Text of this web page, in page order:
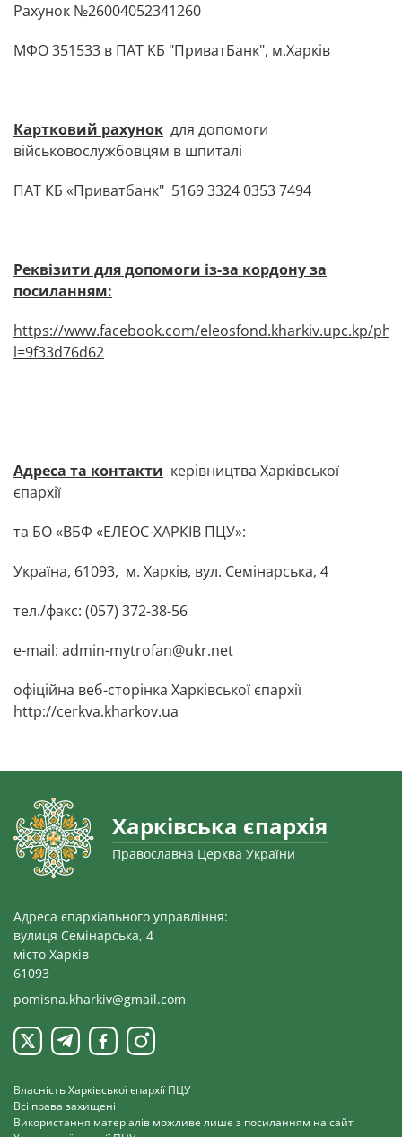
Рахунок №26004052341260
МФО 351533 в ПАТ КБ "ПриватБанк", м.Харків
Картковий рахунок для допомоги
військовослужбовцям в шпиталі
ПАТ КБ «Приватбанк" 5169 3324 0353 7494
Реквізити для допомоги із-за кордону за
посиланням:
https://www.facebook.com/eleosfond.kharkiv.upc.kp/
l=9f33d76d62
Адреса та контакти керівництва Харківської
єпархії
та БО «ВБФ «ЕЛЕОС-ХАРКІВ ПЦУ»:
Україна, 61093, м. Харків, вул. Семінарська, 4
тел./факс: (057) 372-38-56
e-mail: admin-mytrofan@ukr.net
офіційна веб-сторінка Харківської єпархії
http://cerkva.kharkov.ua
Харківська єпархія
Православна Церква України
Адреса єпархіального управління:
вулиця Семінарська, 4
місто Харків
61093
pomisna.kharkiv@gmail.com
Власність Харківської єпархії ПЦУ
Всі права захищені
Використання матеріалів можливе лише з посиланням на сайт